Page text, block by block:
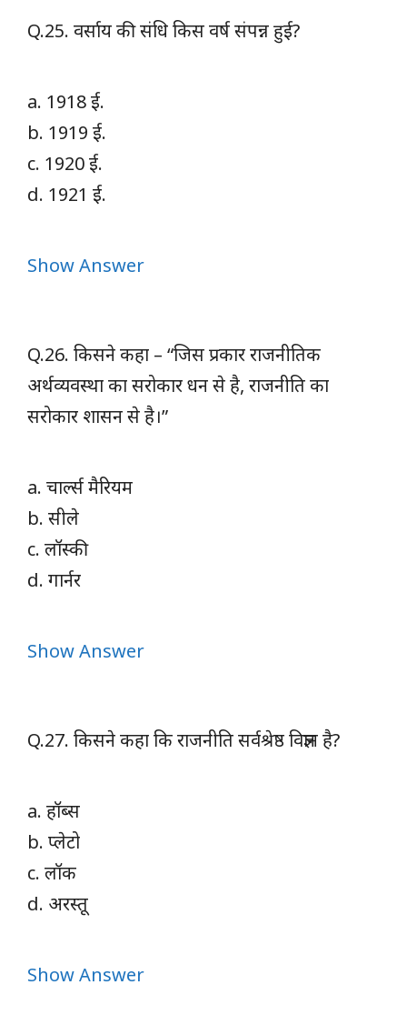
Q.25. वर्साय की संधि किस वर्ष संपन्न हुई?
a. 1918 ई.
b. 1919 ई.
c. 1920 ई.
d. 1921 ई.
Show Answer
Q.26. किसने कहा – “जिस प्रकार राजनीतिक
अर्थव्यवस्था का सरोकार धन से है, राजनीति का
सरोकार शासन से है।”
a. चार्ल्स मैरियम
b. सीले
c. लॉस्की
d. गार्नर
Show Answer
Q.27. किसने कहा कि राजनीति सर्वश्रेष्ठ विज्ञान है?
a. हॉब्स
b. प्लेटो
c. लॉक
d. अरस्तू
Show Answer